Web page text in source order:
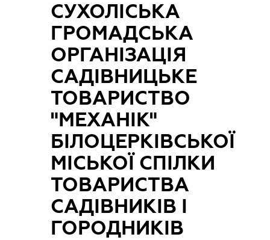
СУХОЛІСЬКА
ГРОМАДСЬКА
ОРГАНІЗАЦІЯ
САДІВНИЦЬКЕ
ТОВАРИСТВО
"МЕХАНІК"
БІЛОЦЕРКІВСЬКОЇ
МІСЬКОЇ СПІЛКИ
ТОВАРИСТВА
САДІВНИКІВ І
ГОРОДНИКІВ